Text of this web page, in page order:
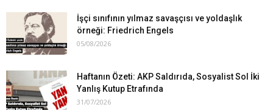
İşçi sınıfının yılmaz savaşçısı ve yoldaşlık
örneği: Friedrich Engels
05/08/2026
Haftanın Özeti: AKP Saldırıda, Sosyalist Sol İki
Yanlış Kutup Etrafında
31/07/2026